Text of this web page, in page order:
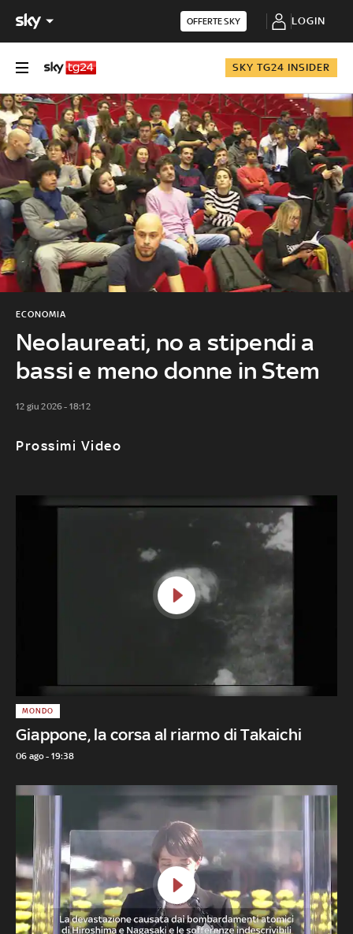
OFFERTE SKY LOGIN
SKY TG24 INSIDER
Neolaureati, no a stipendi a
bassi e meno donne in Stem
ECONOMIA
12 giu 2026 - 18:12
Prossimi Video
Giappone, la corsa al riarmo di Takaichi
MONDO
06 ago - 19:38